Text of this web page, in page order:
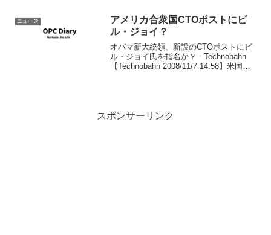
うだ。バルマーと言えば。。。
ニュース
アメリカ合衆国CTOポストにビ
ル・ジョイ？
オバマ新大統領、新設のCTOポストにビ
ル・ジョイ氏を指名か？ - Technobahn
【Technobahn 2008/11/7 14:58】米国の
スポンサーリンク